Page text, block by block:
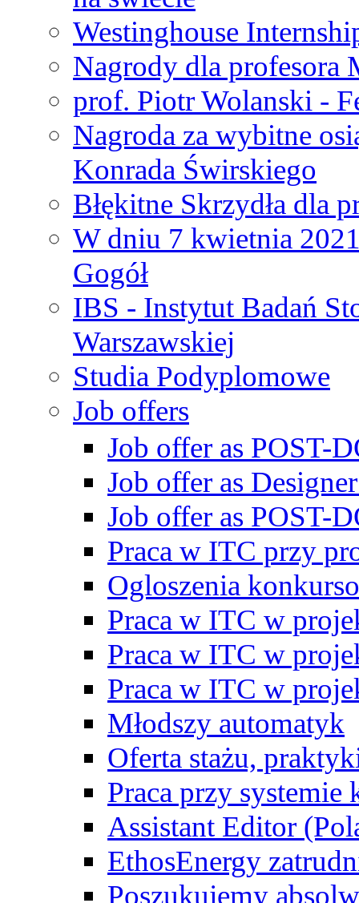
Westinghouse
Nagrody dla profesora
prof. Piotr Wolanski -
Nagroda za wybitne
Konrada Świrskiego
Błękitne Skrzydła dla
W dniu 7 kwietnia
Gogół
IBS - Instytut Badań
Warszawskiej
Studia Podyplomowe
Job offers
Job offer as POST-
Job offer as
Job offer as POST-
Praca w ITC przy
Ogloszenia
Praca w ITC w
Praca w ITC w
Praca w ITC w
Młodszy automatyk
Oferta stażu,
Praca przy
Assistant Editor
EthosEnergy
Poszukujemy